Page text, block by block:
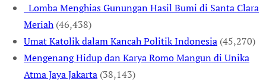
Lomba Menghias Gunungan Hasil Bumi di Santa Clara
Meriah (46,438)
Umat Katolik dalam Kancah Politik Indonesia (45,270)
Mengenang Hidup dan Karya Romo Mangun di Unika
Atma Jaya Jakarta (38,143)